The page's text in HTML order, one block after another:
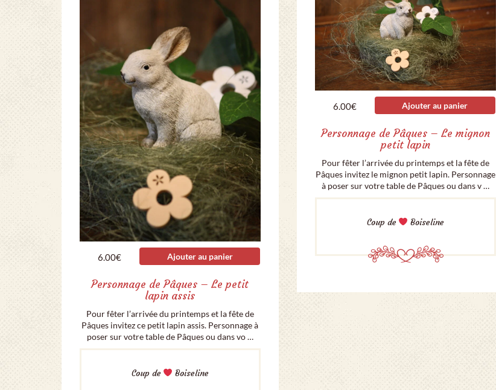
6.00€ Ajouter au panier
Personnage de Pâques – Le petit
lapin assis
Pour fêter l’arrivée du printemps et la fête de
Pâques invitez ce petit lapin assis. Personnage à
poser sur votre table de Pâques ou dans vo …
Coup de Boiseline
6.00€ Ajouter au panier
Personnage de Pâques – Le mignon
petit lapin
Pour fêter l’arrivée du printemps et la fête de
Pâques invitez le mignon petit lapin. Personnage
à poser sur votre table de Pâques ou dans v …
Coup de Boiseline